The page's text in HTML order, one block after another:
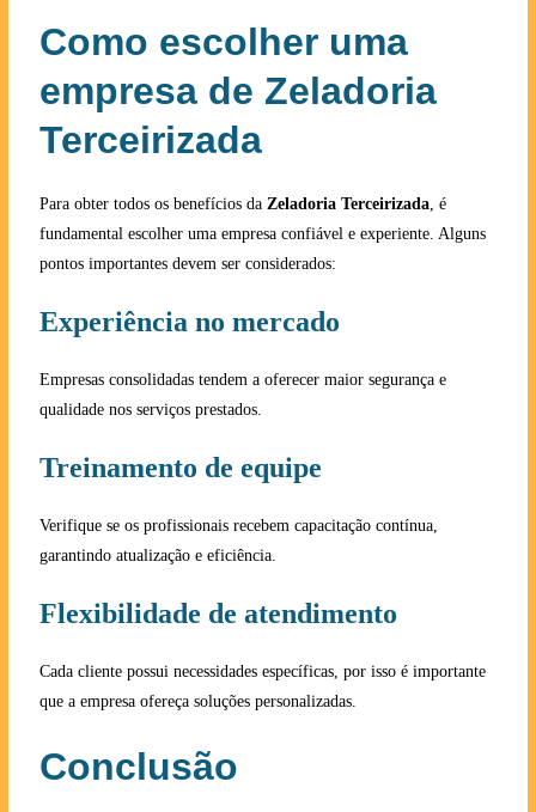
Como escolher uma
empresa de Zeladoria
Terceirizada
Para obter todos os benefícios da Zeladoria Terceirizada, é
fundamental escolher uma empresa confiável e experiente. Alguns
pontos importantes devem ser considerados:
Experiência no mercado
Empresas consolidadas tendem a oferecer maior segurança e
qualidade nos serviços prestados.
Treinamento de equipe
Verifique se os profissionais recebem capacitação contínua,
garantindo atualização e eficiência.
Flexibilidade de atendimento
Cada cliente possui necessidades específicas, por isso é importante
que a empresa ofereça soluções personalizadas.
Conclusão